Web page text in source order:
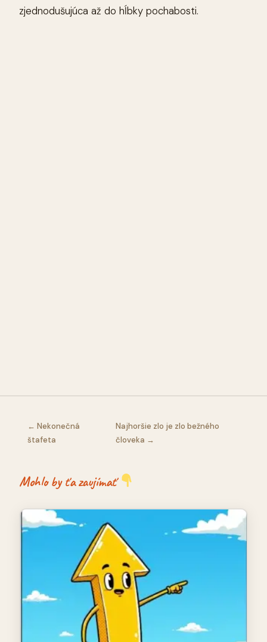
zjednodušujúca až do hĺbky pochabosti.
← Nekonečná
štafeta
Najhoršie zlo je zlo bežného
človeka →
Mohlo by ťa zaujímať